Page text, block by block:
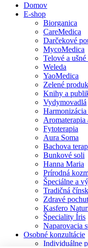
Domov
E-shop
Biorganica
CareMedica
Darčekové
MycoMedica
Telové a
Weleda
YaoMedica
Zelené
Knihy a
Vydymovadlá
Aromaterapia
Fytoterapia
Aura Soma
Bachova
Bunkové soli
Hanna Maria
Prírodná
Špeciálne a
Tradičná
Zdravé
Kasfero
Špeciality Íris
Naparovacia
Osobné konzultácie
Individuálne